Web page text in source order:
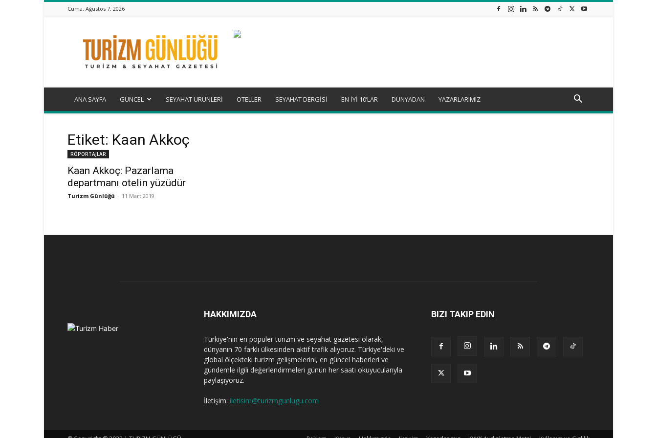
Cuma, Ağustos 7, 2026
Turizm
Günlüğü
ANA SAYFA GÜNCEL SEYAHAT ÜRÜNLERİ OTELLER SEYAHAT DERGİSİ EN İYİ 10’LAR DÜNYADAN YAZARLARIMIZ
Etiket: Kaan Akkoç
RÖPORTAJLAR
Kaan Akkoç: Pazarlama
departmanı otelin yüzüdür
Turizm Günlüğü - 11 Mart 2019
HAKKIMIZDA
Türkiye'nin en popüler turizm ve seyahat gazetesi olarak,
dünyanın 70 farklı ülkesinden aktif trafik alıyoruz. Türkiye'deki ve
global ölçekteki turizm gelişmelerini, en güncel haberleri ve
gündemle ilgili değerlendirmeleri günün her saati okuyucularıyla
paylaşıyoruz.
İletişim: iletisim@turizmgunlugu.com
BIZI TAKIP EDIN